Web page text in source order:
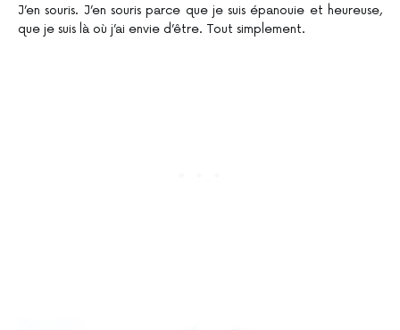
J’en souris. J’en souris parce que je suis épanouie et heureuse,
que je suis là où j’ai envie d’être. Tout simplement.